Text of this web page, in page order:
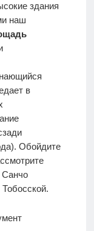
здания
наш
в
Обойдите
Санчо